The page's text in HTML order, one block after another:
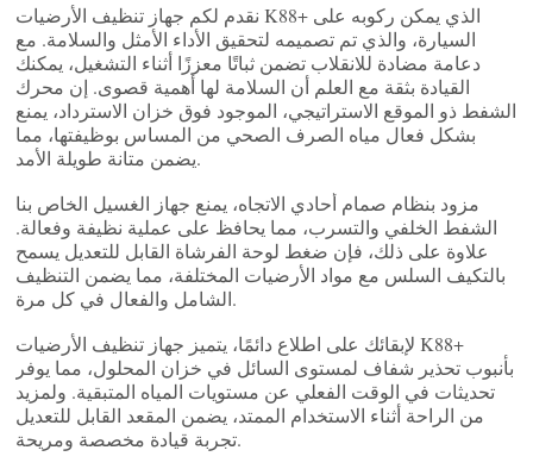
نقدم لكم جهاز تنظيف الأرضيات K88+ الذي يمكن ركوبه على
السيارة، والذي تم تصميمه لتحقيق الأداء الأمثل والسلامة. مع
دعامة مضادة للانقلاب تضمن ثباتًا معززًا أثناء التشغيل، يمكنك
القيادة بثقة مع العلم أن السلامة لها أهمية قصوى. إن محرك
الشفط ذو الموقع الاستراتيجي، الموجود فوق خزان الاسترداد، يمنع
بشكل فعال مياه الصرف الصحي من المساس بوظيفتها، مما
يضمن متانة طويلة الأمد.
مزود بنظام صمام أحادي الاتجاه، يمنع جهاز الغسيل الخاص بنا
الشفط الخلفي والتسرب، مما يحافظ على عملية نظيفة وفعالة.
علاوة على ذلك، فإن ضغط لوحة الفرشاة القابل للتعديل يسمح
بالتكيف السلس مع مواد الأرضيات المختلفة، مما يضمن التنظيف
الشامل والفعال في كل مرة.
لإبقائك على اطلاع دائمًا، يتميز جهاز تنظيف الأرضيات K88+
بأنبوب تحذير شفاف لمستوى السائل في خزان المحلول، مما يوفر
تحديثات في الوقت الفعلي عن مستويات المياه المتبقية. ولمزيد
من الراحة أثناء الاستخدام الممتد، يضمن المقعد القابل للتعديل
تجربة قيادة مخصصة ومريحة.